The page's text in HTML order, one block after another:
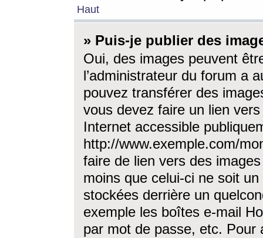
Haut
» Puis-je publier des
Oui, des images peuvent
l’administrateur du forum a
pouvez transférer des
vous devez faire un lien
Internet accessible
http://www.exemple.com/
faire de lien vers des
moins que celui-ci ne soit
stockées derrière un
exemple les boîtes e-mail
par mot de passe, etc. Pour